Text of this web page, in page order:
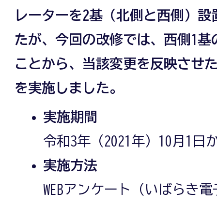
レーターを2基（北側と西側）
たが、今回の改修では、西側1
ことから、当該変更を反映させ
を実施しました。
実施期間
令和3年（2021年）10月1日
実施方法
WEBアンケート（いばらき